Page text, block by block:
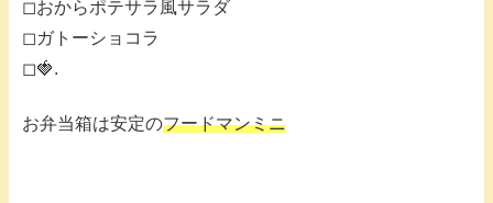
◻︎おからポテサラ風サラダ
◻︎ガトーショコラ
◻︎🍓.
お弁当箱は安定のフードマンミニ